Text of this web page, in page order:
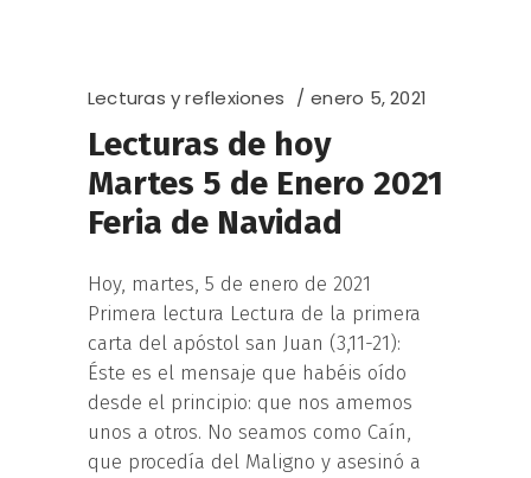
Lecturas y reflexiones enero 5, 2021
Lecturas de hoy
Martes 5 de Enero 2021
Feria de Navidad
Hoy, martes, 5 de enero de 2021
Primera lectura Lectura de la primera
carta del apóstol san Juan (3,11-21):
Éste es el mensaje que habéis oído
desde el principio: que nos amemos
unos a otros. No seamos como Caín,
que procedía del Maligno y asesinó a